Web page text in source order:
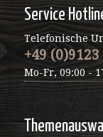
Service
Telefonische
+49
Mo-Fr, 09:00 -